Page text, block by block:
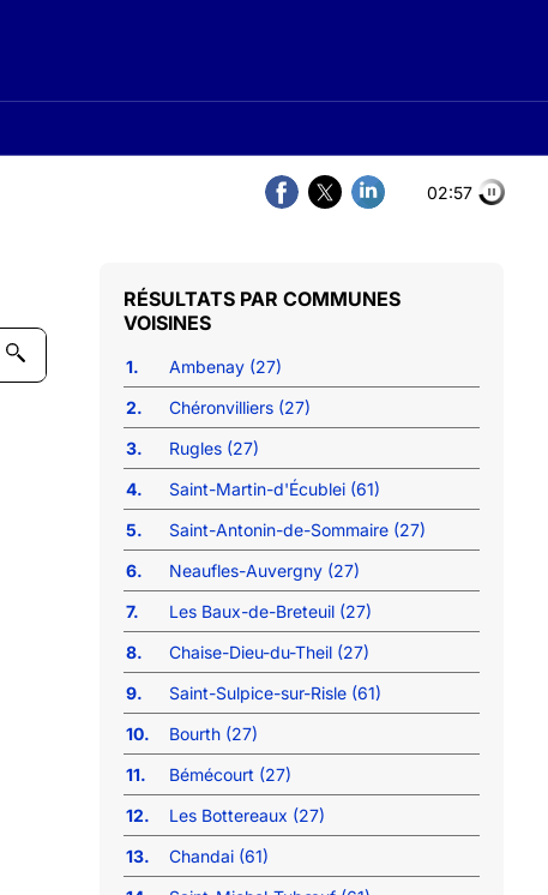
02:57
COMMUNES
VOISINES
1.
Ambenay (27)
2.
Chéronvilliers (27)
3.
Rugles (27)
4.
Saint-Martin-d'Écublei (61)
5.
Saint-Antonin-de-Sommaire (27)
6.
Neaufles-Auvergny (27)
7.
Les Baux-de-Breteuil (27)
8.
Chaise-Dieu-du-Theil (27)
9.
Saint-Sulpice-sur-Risle (61)
10.
Bourth (27)
11.
Bémécourt (27)
12.
Les Bottereaux (27)
13.
Chandai (61)